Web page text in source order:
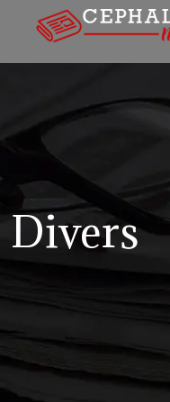
Divers